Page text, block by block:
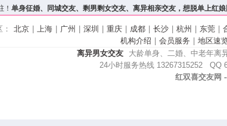
！ 单身征婚、 同城交友、剩男剩女交友、离异相亲交友，想脱单上红娘
北京 上海 广州 深圳 重庆 成都 长沙 杭州 东莞
机构介绍
会员服务 地区速
离异男女交友
大龄单身、二婚、中老年离
24小时服务热线 13267315252 QQ
红双喜交友网